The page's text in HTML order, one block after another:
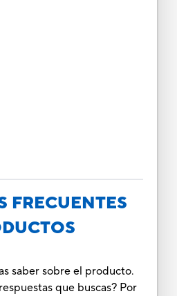
FRECUENTES
saber sobre el producto.
que buscas? Por